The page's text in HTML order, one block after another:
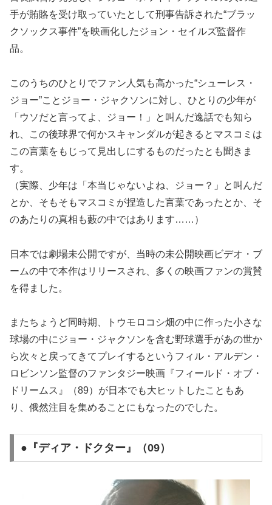
手が賄賂を受け取っていたとして刑事告訴された“ブラッ
クソックス事件”を映画化したジョン・セイルズ監督作
品。
このうちのひとりでファン人気も高かった“シューレス・
ジョー”ことジョー・ジャクソンに対し、ひとりの少年が
「ウソだと言ってよ、ジョー！」と叫んだ逸話でも知ら
れ、この後球界で何かスキャンダルが起きるとマスコミは
この言葉をもじって見出しにするものだったとも聞きま
す。
（実際、少年は「本当じゃないよね、ジョー？」と叫んだ
とか、そもそもマスコミが捏造した言葉であったとか、そ
のあたりの真相も藪の中ではあります……）
日本では劇場未公開ですが、当時の未公開映画ビデオ・ブ
ームの中で本作はリリースされ、多くの映画ファンの賞賛
を得ました。
またちょうど同時期、トウモロコシ畑の中に作った小さな
球場の中にジョー・ジャクソンを含む野球選手があの世か
ら次々と戻ってきてプレイするというフィル・アルデン・
ロビンソン監督のファンタジー映画『フィールド・オブ・
ドリームス』（89）が日本でも大ヒットしたこともあ
り、俄然注目を集めることにもなったのでした。
●『ディア・ドクター』（09）